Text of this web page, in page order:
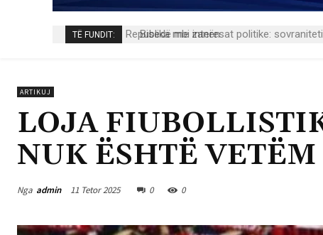
TË FUNDIT: Bisedë me zanën
ARTIKUJ
LOJA
NUK ËSHTË
Nga admin 11 Tetor 2025 0 0